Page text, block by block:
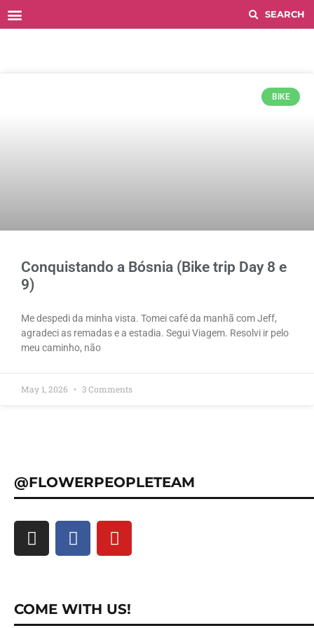
BIKE
Conquistando a Bósnia (Bike trip Day 8 e
9)
Me despedi da minha vista. Tomei café da manhã com Jeff,
agradeci as remadas e a estadia. Segui Viagem. Resolvi ir pelo
meu caminho, não
May 1, 2026 3 Comments
@FLOWERPEOPLETEAM
COME WITH US!